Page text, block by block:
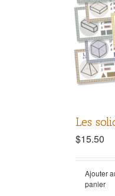
Les
$15.50
Ajouter
panier